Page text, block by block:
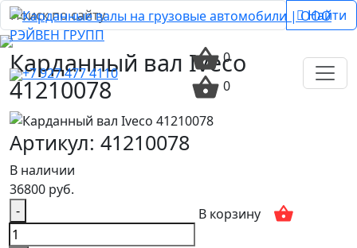
+7 927 477 4110
0
0
Найти
Карданный вал Iveco
41210078
Артикул: 41210078
В наличии
36800 руб.
-
В корзину